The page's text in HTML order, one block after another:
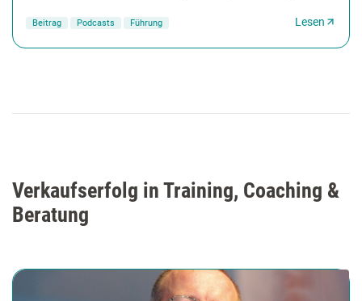
Beitrag Podcasts Führung Lesen
Verkaufserfolg in Training, Coaching &
Beratung